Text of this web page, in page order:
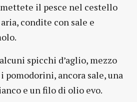
il pesce nel cestello
condite con sale e
spicchi d’aglio, mezzo
pomodorini, ancora sale, una
e un filo di olio evo.